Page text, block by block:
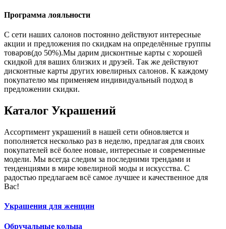
Программа лояльности
С сети наших салонов постоянно действуют интересные
акции и предложения по скидкам на определённые группы
товаров(до 50%).Мы дарим дисконтные карты с хорошей
скидкой для ваших близких и друзей. Так же действуют
дисконтные карты других ювелирных салонов. К каждому
покупателю мы применяем индивидуальный подход в
предложении скидки.
Каталог Украшений
Ассортимент украшений в нашей сети обновляется и
пополняется несколько раз в неделю, предлагая для своих
покупателей всё более новые, интересные и современные
модели. Мы всегда следим за последними трендами и
тенденциями в мире ювелирной моды и искусства. С
радостью предлагаем всё самое лучшее и качественное для
Вас!
Украшения для женщин
Обручальные кольца